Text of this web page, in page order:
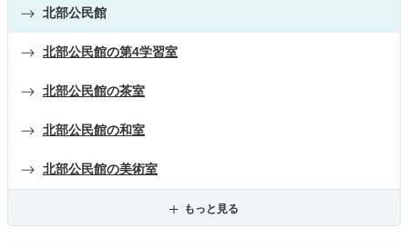
北部公民館
北部公民館の第4学習室
北部公民館の茶室
北部公民館の和室
北部公民館の美術室
もっと見る